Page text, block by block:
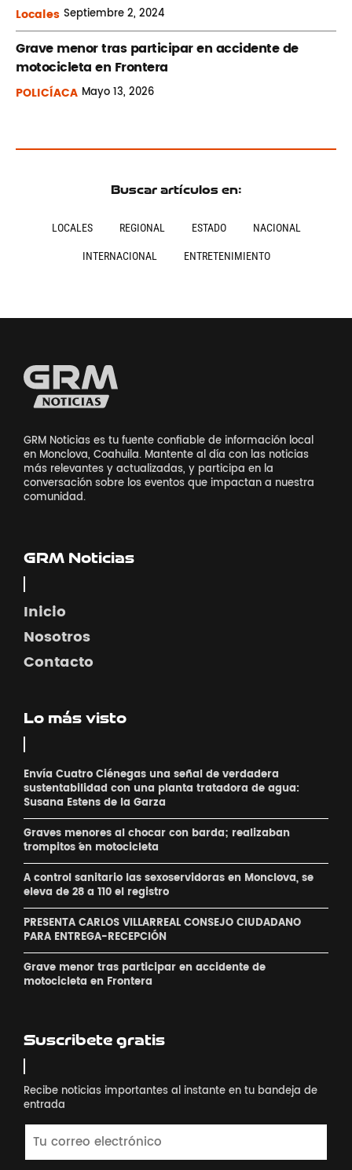
Locales Septiembre2, 2024
Grave menor tras participar en accidente de
motocicleta en Frontera
POLICÍACA Mayo13, 2026
Buscar artículos en:
LOCALES REGIONAL ESTADO NACIONAL
INTERNACIONAL ENTRETENIMIENTO
GRM Noticias es tu fuente confiable de información local
en Monclova, Coahuila. Mantente al día con las noticias
más relevantes y actualizadas, y participa en la
conversación sobre los eventos que impactan a nuestra
comunidad.
GRM Noticias
Inicio
Nosotros
Contacto
Lo más visto
Envía Cuatro Ciénegas una señal de verdadera
sustentabilidad con una planta tratadora de agua:
Susana Estens de la Garza
Graves menores al chocar con barda; realizaban
´trompitos ´en motocicleta
A control sanitario las sexoservidoras en Monclova, se
eleva de 28 a 110 el registro
PRESENTA CARLOS VILLARREAL CONSEJO CIUDADANO
PARA ENTREGA-RECEPCIÓN
Grave menor tras participar en accidente de
motocicleta en Frontera
Suscribete gratis
Recibe noticias importantes al instante en tu bandeja de
entrada